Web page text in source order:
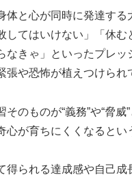
体と心が同時に発達する
してはいけない」「休む
なきゃ」といったプレ
張や恐怖が植えつけられ
そのものが“義務”や“脅威
心が育ちにくくなるとい
得られる達成感や自己成